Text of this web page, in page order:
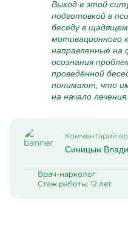
Выход в этой
подготовкой в
беседу в
мотивационного
направленные на
осознания
проведённой
понимают, что
на начало лечения.
Комментарий
Синицын
Врач-нарколог
Стаж работы: 12 лет